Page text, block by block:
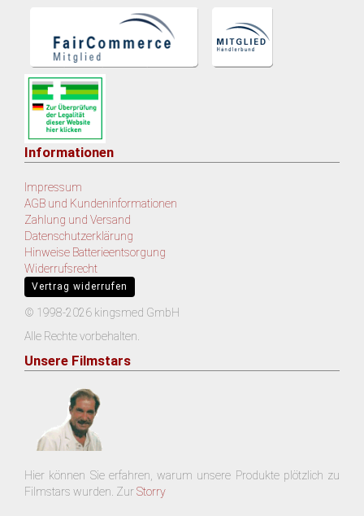
Informationen
Impressum
AGB und Kundeninformationen
Zahlung und Versand
Datenschutzerklärung
Hinweise Batterieentsorgung
Widerrufsrecht
Vertrag widerrufen
© 1998-2026 kingsmed GmbH
Alle Rechte vorbehalten.
Unsere Filmstars
Hier können Sie erfahren, warum unsere Produkte plötzlich zu
Filmstars wurden. ZurStorry